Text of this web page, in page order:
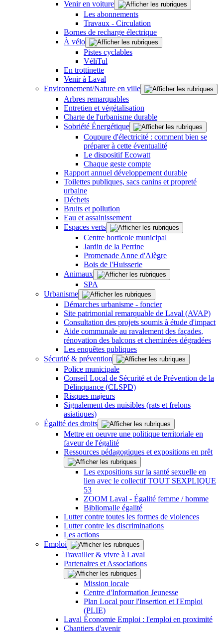
Venir en voiture
Les abonnements
Travaux - Circulation
Bornes de recharge électrique
À vélo
Pistes cyclables
VéliTul
En trottinette
Venir à Laval
Environnement/Nature en ville
Arbres remarquables
Entretien et végétalisation
Charte de l'urbanisme durable
Sobriété Énergétique
Coupure d'électricité : comment bien se
préparer à cette éventualité
Le dispositif Ecowatt
Chaque geste compte
Rapport annuel développement durable
Toilettes publiques, sacs canins et propreté
urbaine
Déchets
Bruits et pollution
Eau et assainissement
Espaces verts
Centre horticole municipal
Jardin de la Perrine
Promenade Anne d'Alègre
Bois de l'Huisserie
Animaux
SPA
Urbanisme
Démarches urbanisme - foncier
Site patrimonial remarquable de Laval (AVAP)
Consultation des projets soumis à étude d'impact
Aide communale au ravalement des façades,
rénovation des balcons et cheminées dégradées
Les enquêtes publiques
Sécurité & prévention
Police municipale
Conseil Local de Sécurité et de Prévention de la
Délinquance (CLSPD)
Risques majeurs
Signalement des nuisibles (rats et frelons
asiatiques)
Égalité des droits
Mettre en oeuvre une politique territoriale en
faveur de l'égalité
Ressources pédagogiques et expositions en prêt
Les expositions sur la santé sexuelle en
lien avec le collectif TOUT SEXPLIQUE
53
ZOOM Laval - Égalité femme / homme
Bibliomalle égalité
Lutter contre toutes les formes de violences
Lutter contre les discriminations
Les actions
Emploi
Travailler & vivre à Laval
Partenaires et Associations
Mission locale
Centre d'Information Jeunesse
Plan Local pour l'Insertion et l'Emploi
(PLIE)
Laval Économie Emploi : l'emploi en proximité
Chantiers d'avenir